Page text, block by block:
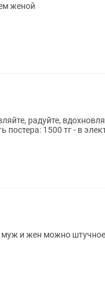
женой
радуйте,
и жен можно